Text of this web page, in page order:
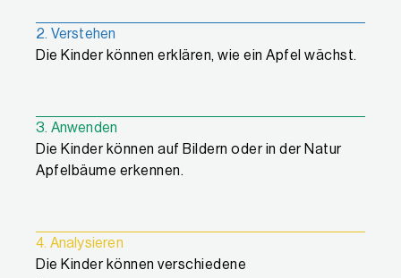
2. Verstehen
Die Kinder können erklären, wie ein Apfel wächst.
3. Anwenden
Die Kinder können auf Bildern oder in der Natur
Apfelbäume erkennen.
4. Analysieren
Die Kinder können verschiedene